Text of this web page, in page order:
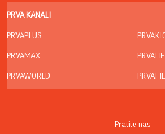
PRVA KANALI
PRVAPLUS
PRVAMAX
PRVAWORLD
Pratite nas